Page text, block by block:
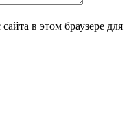
в этом браузере для